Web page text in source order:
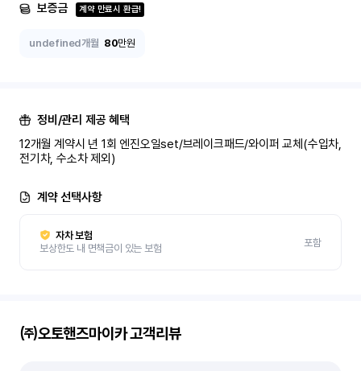
보증금 계약 만료시 환급!
undefined개월 80만원
정비/관리 제공 혜택
12개월 계약시 년 1회 엔진오일set/브레이크패드/와이퍼 교체(수입차,
전기차, 수소차 제외)
계약 선택사항
자차 보험
보상한도 내 면책금이 있는 보험
포함
㈜오토핸즈마이카고객리뷰